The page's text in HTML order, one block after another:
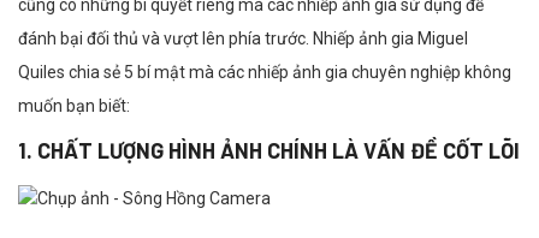
cũng có những bí quyết riêng mà các nhiếp ảnh gia sử dụng để
đánh bại đối thủ và vượt lên phía trước. Nhiếp ảnh gia Miguel
Quiles chia sẻ 5 bí mật mà các nhiếp ảnh gia chuyên nghiệp không
muốn bạn biết:
1. CHẤT LƯỢNG HÌNH ẢNH CHÍNH LÀ VẤN ĐỀ CỐT LÕI